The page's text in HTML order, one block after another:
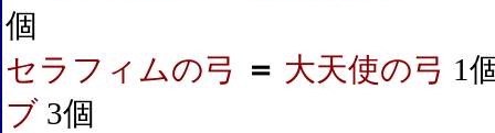
個
セラフィムの弓 ＝ 大天使の弓 1
ブ 3個